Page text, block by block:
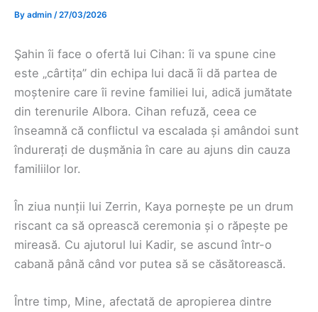
By admin /27/03/2026
Şahin îi face o ofertă lui Cihan: îi va spune cine
este „cârtița” din echipa lui dacă îi dă partea de
moștenire care îi revine familiei lui, adică jumătate
din terenurile Albora. Cihan refuză, ceea ce
înseamnă că conflictul va escalada și amândoi sunt
îndurerați de dușmănia în care au ajuns din cauza
familiilor lor.
În ziua nunții lui Zerrin, Kaya pornește pe un drum
riscant ca să oprească ceremonia și o răpește pe
mireasă. Cu ajutorul lui Kadir, se ascund într-o
cabană până când vor putea să se căsătorească.
Între timp, Mine, afectată de apropierea dintre